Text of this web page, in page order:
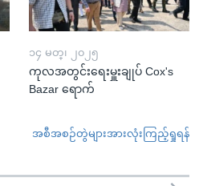
၁၄ မတ္၊ ၂၀၂၅
ကုလအတွင်းရေးမှူးချုပ် Cox's
Bazar ရောက်
အစီအစဉ်တွဲများအားလုံးကြည့်ရှုရန်